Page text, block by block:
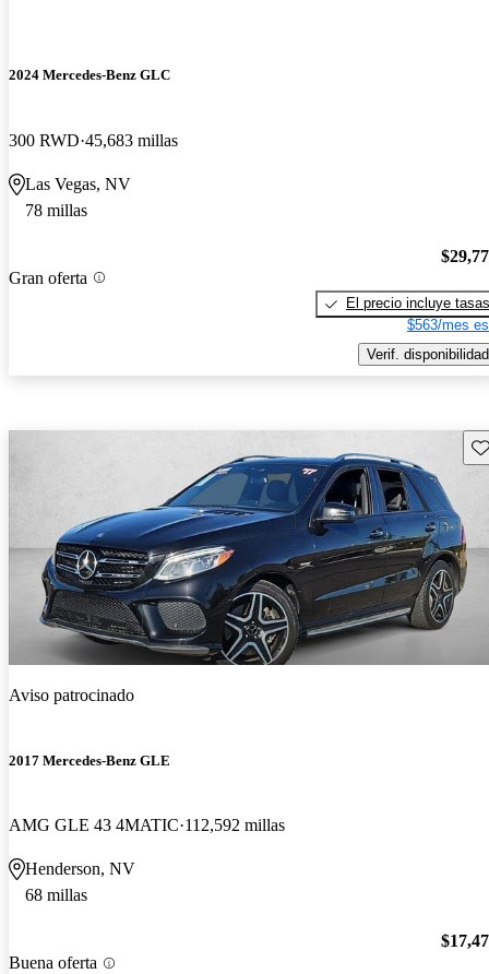
2024 Mercedes-Benz GLC
300 RWD 45,683 millas
Las Vegas, NV
78 millas
Gran oferta
El precio incluye tasas
$563/mes
Verif. disponibilidad
Aviso patrocinado
2017 Mercedes-Benz GLE
AMG GLE 43 4MATIC 112,592 millas
Henderson, NV
68 millas
Buena oferta